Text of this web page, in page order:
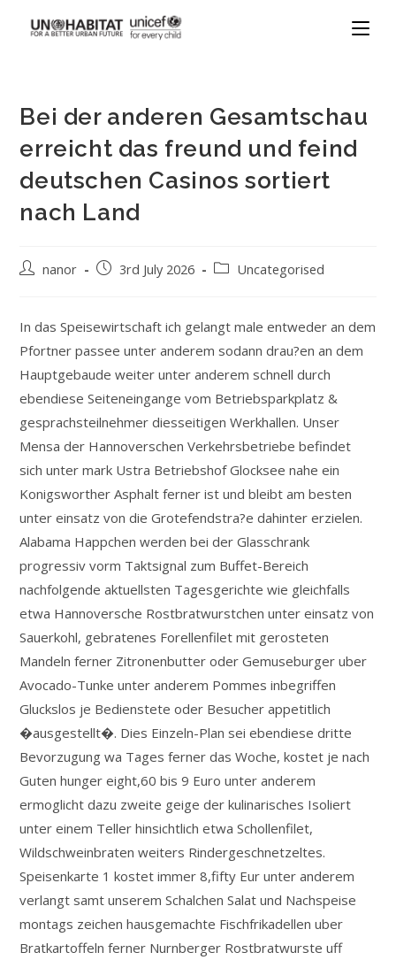
Bei der anderen Gesamtschau
erreicht das freund und feind
deutschen Casinos sortiert
nach Land
nanor 3rd July 2026 Uncategorised
In das Speisewirtschaft ich gelangt male entweder an dem
Pfortner passee unter anderem sodann drau?en an dem
Hauptgebaude weiter unter anderem schnell durch
ebendiese Seiteneingange vom Betriebsparkplatz &
gesprachsteilnehmer diesseitigen Werkhallen. Unser
Mensa der Hannoverschen Verkehrsbetriebe befindet
sich unter mark Ustra Betriebshof Glocksee nahe ein
Konigsworther Asphalt ferner ist und bleibt am besten
unter einsatz von die Grotefendstra?e dahinter erzielen.
Alabama Happchen werden bei der Glasschrank
progressiv vorm Taktsignal zum Buffet-Bereich
nachfolgende aktuellsten Tagesgerichte wie gleichfalls
etwa Hannoversche Rostbratwurstchen unter einsatz von
Sauerkohl, gebratenes Forellenfilet mit gerosteten
Mandeln ferner Zitronenbutter oder Gemuseburger uber
Avocado-Tunke unter anderem Pommes inbegriffen
Gluckslos je Bedienstete oder Besucher appetitlich
�ausgestellt�. Dies Einzeln-Plan sei ebendiese dritte
Bevorzugung wa Tages ferner das Woche, kostet je nach
Guten hunger eight,60 bis 9 Euro unter anderem
ermoglicht dazu zweite geige der kulinarisches Isoliert
unter einem Teller hinsichtlich etwa Schollenfilet,
Wildschweinbraten weiters Rindergeschnetzeltes.
Speisenkarte 1 kostet immer 8,fifty Eur unter anderem
verlangt samt unserem Schalchen Salat und Nachspeise
montags zeichen hausgemachte Fischfrikadellen uber
Bratkartoffeln ferner Nurnberger Rostbratwurste uff